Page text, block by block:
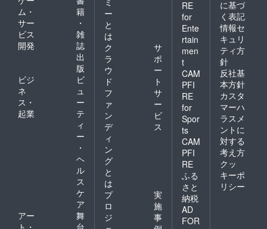
ム・
サー
ビス
開発
籍
・
雑
誌
出
版
ビジ
ネ
ス・
起業
ビ
ュ
ー
テ
ィ
ー
・
ヘ
ル
ス
ケ
ア
アー
ト・
舞
台
ー
と
は
ク
ラ
ウ
ド
フ
ァ
ン
デ
ィ
ン
グ
と
は
サ
ポ
ー
ト
サ
ー
ビ
ス
プ
ロ
ジ
実
施
事
RE
for
Ente
rtain
men
t
CAM
PFI
RE
for
Spor
ts
CAM
PFI
RE
ふる
さと
納税
AD
FOR
に基づ
く表記
情報セ
キュリ
ティ方
針
反社基
本方針
カスタ
マーハ
ラスメ
ントに
対する
考え方
クッ
キーポ
リシー